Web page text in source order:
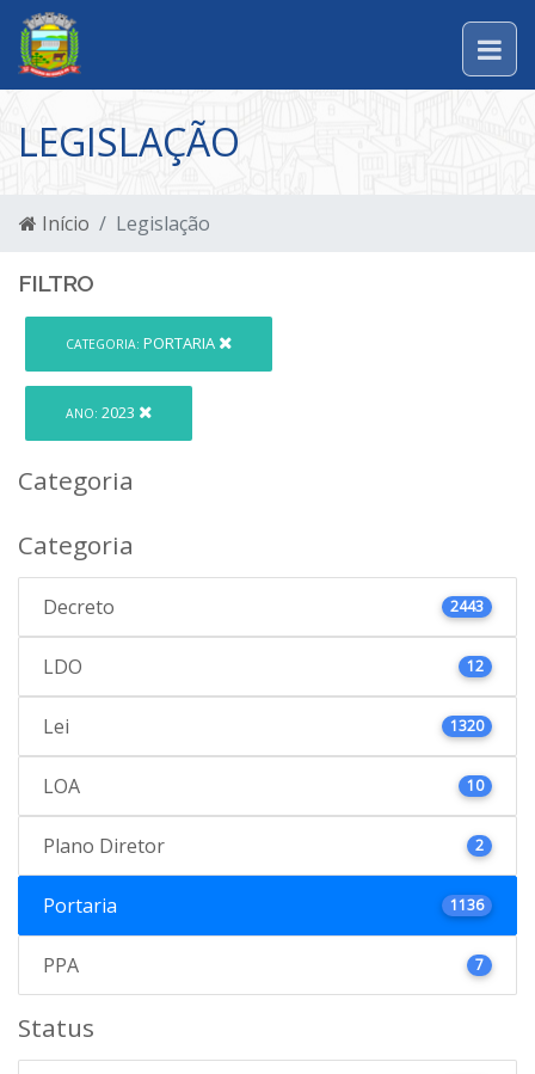
LEGISLAÇÃO
Início Legislação
FILTRO
CATEGORIA: PORTARIA
ANO: 2023
Categoria
Categoria
Decreto 2443
LDO 12
Lei 1320
LOA 10
Plano Diretor 2
Portaria 1136
PPA 7
Status